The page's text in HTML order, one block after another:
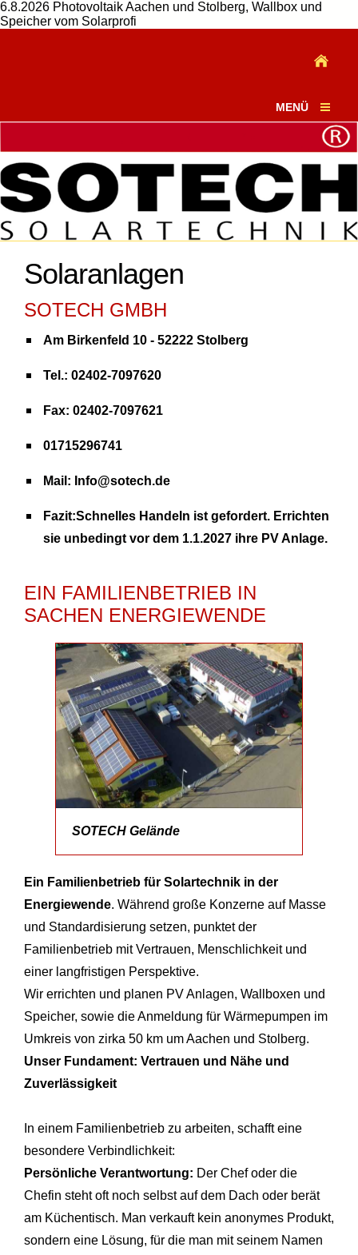
6.8.2026 Photovoltaik Aachen und Stolberg, Wallbox und
Speicher vom Solarprofi
MENÜ
Solaranlagen
SOTECH GMBH
Am Birkenfeld 10 - 52222 Stolberg
Tel.: 02402-7097620
Fax: 02402-7097621
01715296741
Mail: Info@sotech.de
Fazit:Schnelles Handeln ist gefordert. Errichten
sie unbedingt vor dem 1.1.2027 ihre PV Anlage.
EIN FAMILIENBETRIEB IN
SACHEN ENERGIEWENDE
SOTECH Gelände
Ein Familienbetrieb für Solartechnik in der
Energiewende. Während große Konzerne auf Masse
und Standardisierung setzen, punktet der
Familienbetrieb mit Vertrauen, Menschlichkeit und
einer langfristigen Perspektive.
Wir errichten und planen PV Anlagen, Wallboxen und
Speicher, sowie die Anmeldung für Wärmepumpen im
Umkreis von zirka 50 km um Aachen und Stolberg.
Unser Fundament: Vertrauen und Nähe und
Zuverlässigkeit
In einem Familienbetrieb zu arbeiten, schafft eine
besondere Verbindlichkeit:
Persönliche Verantwortung: Der Chef oder die
Chefin steht oft noch selbst auf dem Dach oder berät
am Küchentisch. Man verkauft kein anonymes Produkt,
sondern eine Lösung, für die man mit seinem Namen